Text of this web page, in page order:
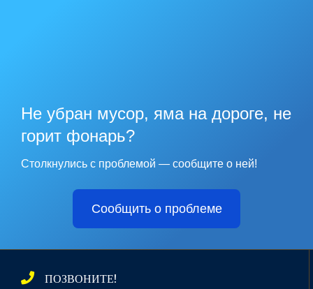
Не убран мусор, яма на дороге, не
горит фонарь?
Столкнулись с проблемой — сообщите о ней!
Сообщить о проблеме
ПОЗВОНИТЕ!